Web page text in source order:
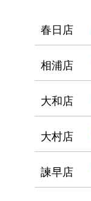
春日店
相浦店
大和店
大村店
諫早店